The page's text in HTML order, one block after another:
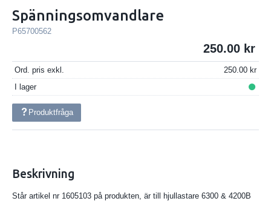
Spänningsomvandlare
P65700562
250.00
Ord. pris exkl.
250.00
I lager
Produktfråga
Beskrivning
Står artikel nr 1605103 på produkten, är till hjullastare 6300 & 4200B